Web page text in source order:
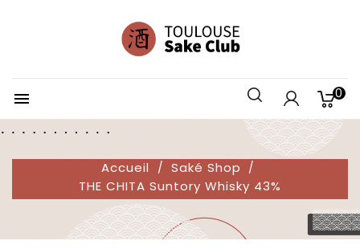
 0
Accueil
Saké Shop
THE CHITA Suntory Whisky 43%